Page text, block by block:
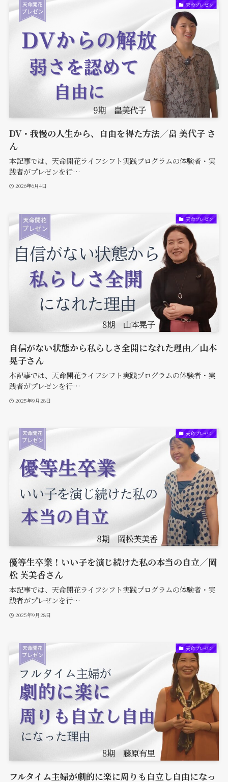
天命プレゼン
DV・我慢の人生から、自由を得た方法／畠 美代子 さ
ん
本記事では、天命開花ライフシフト実践プログラムの体験者・実
践者がプレゼンを行…
2026年6月4日
天命プレゼン
自信がない状態から私らしさ全開になれた理由／山本
晃子さん
本記事では、天命開花ライフシフト実践プログラムの体験者・実
践者がプレゼンを行…
2025年9月28日
天命プレゼン
優等生卒業！いい子を演じ続けた私の本当の自立／岡
松 芙美香さん
本記事では、天命開花ライフシフト実践プログラムの体験者・実
践者がプレゼンを行…
2025年9月28日
天命プレゼン
フルタイム主婦が劇的に楽に周りも自立し自由になっ